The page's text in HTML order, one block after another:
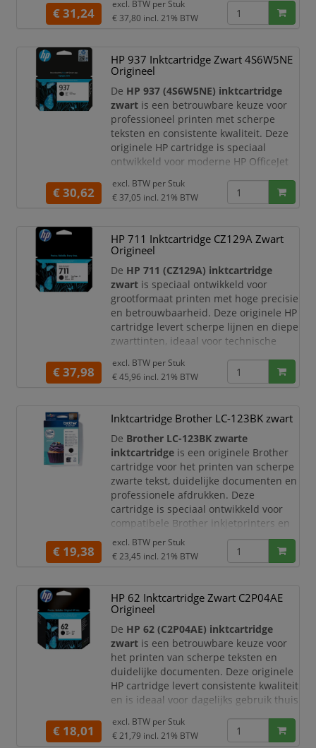
kantooromgevingen.
speciaal ontwikkeld voor HP OfficeJet
Pro printers en zorgt voor duidelijke,
professionele documenten. Dankzij de
pigmentinkt bent u verzeke
€ 31,24
excl. BTW per Stuk
€ 37,80 incl. 21% BTW
HP 937 Inktcartridge Zwart 4S6W5NE
Origineel
De HP 937 (4S6W5NE) inktcartridge
zwart is een betrouwbare keuze voor
professioneel printen met scherpe
teksten en consistente kwaliteit. Deze
originele HP cartridge is speciaal
ontwikkeld voor moderne HP OfficeJet
prestaties voor dagelijks zakelijk
gebruik.
De HP 937 zwarte inktcartridge levert
diepe zwarttinten en duidelijke
afdrukken, ideaal voor documenten,
rapporten en zakelijke corre
€ 30,62
excl. BTW per Stuk
€ 37,05 incl. 21% BTW
HP 711 Inktcartridge CZ129A Zwart
Origineel
De HP 711 (CZ129A) inktcartridge
zwart is speciaal ontwikkeld voor
grootformaat printen met hoge precisie
en betrouwbaarheid. Deze originele HP
cartridge levert scherpe lijnen en diepe
zwarttinten, ideaal voor technische
toepassingen.
ontworpen voor gebruik in HP
DesignJet printers en zorgt voor
nauwkeurige, consistente afdrukken.
Dankzij de hoogwaardige inkt pr
€ 37,98
excl. BTW per Stuk
€ 45,96 incl. 21% BTW
Inktcartridge Brother LC-123BK zwart
De Brother LC-123BK zwarte
inktcartridge is een originele Brother
cartridge voor het printen van scherpe
zwarte tekst, duidelijke documenten en
professionele afdrukken. Deze
cartridge is speciaal ontwikkeld voor
compatibele Brother inkjetprinters en
multifunctionals. Ideaal voor
thuiswerkplekken, kantoren en
zakelijke omgevingen waar u wilt
probleemloze printprestaties.
Met de originele Brother LC-123BK ink
€ 19,38
excl. BTW per Stuk
€ 23,45 incl. 21% BTW
HP 62 Inktcartridge Zwart C2P04AE
Origineel
De HP 62 (C2P04AE) inktcartridge
zwart is een betrouwbare keuze voor
het printen van scherpe teksten en
duidelijke documenten. Deze originele
HP cartridge levert consistente kwaliteit
en is ideaal voor dagelijks gebruik thuis
Productomschrijving
€ 18,01
excl. BTW per Stuk
€ 21,79 incl. 21% BTW